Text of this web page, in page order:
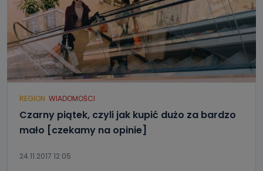
REGION WIADOMOŚCI
Czarny piątek, czyli jak kupić dużo za bardzo
mało [czekamy na opinie]
24.11.2017 12:05